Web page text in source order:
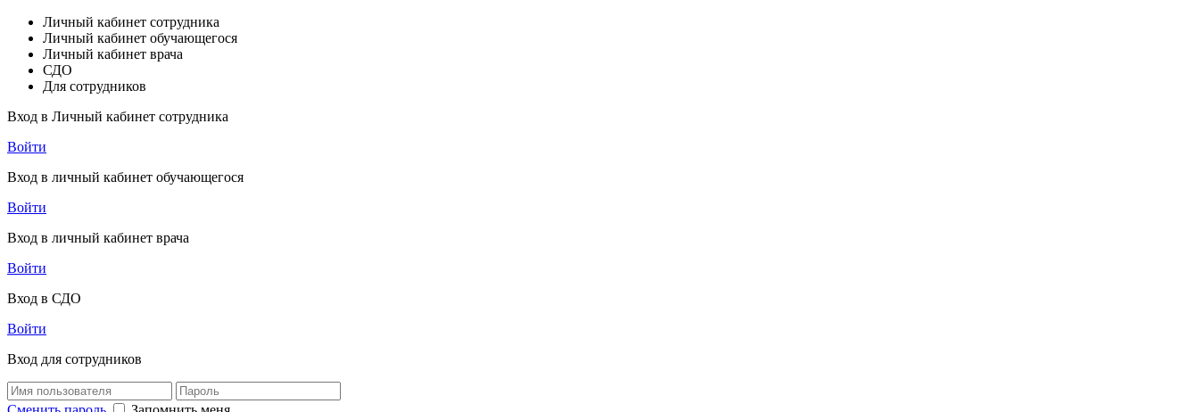
Личный кабинет сотрудника
Личный кабинет обучающегося
Личный кабинет врача
СДО
Для сотрудников
Вход в Личный кабинет сотрудника
Войти
Вход в личный кабинет обучающегося
Войти
Вход в личный кабинет врача
Войти
Вход в СДО
Войти
Вход для сотрудников